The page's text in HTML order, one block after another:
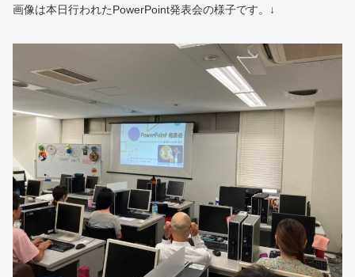
画像は本日行われたPowerPoint発表会の様子です。↓